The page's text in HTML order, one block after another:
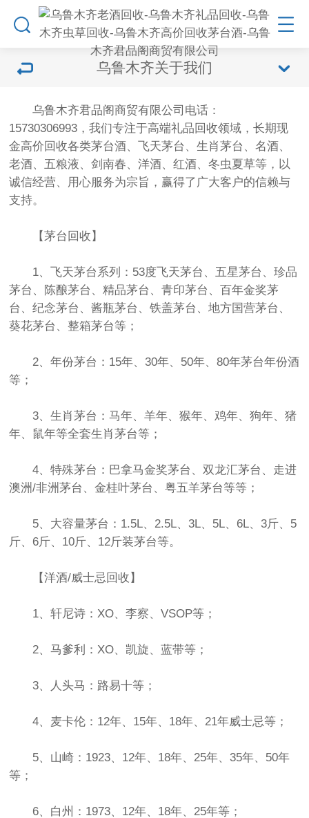
乌鲁木齐关于我们
乌鲁木齐君品阁商贸有限公司电话：
15730306993，我们专注于高端礼品回收领域，长期现
金高价回收各类茅台酒、飞天茅台、生肖茅台、名酒、
老酒、五粮液、剑南春、洋酒、红酒、冬虫夏草等，以
诚信经营、用心服务为宗旨，赢得了广大客户的信赖与
支持。
【茅台回收】
1、飞天茅台系列：53度飞天茅台、五星茅台、珍品
茅台、陈酿茅台、精品茅台、青印茅台、百年金奖茅
台、纪念茅台、酱瓶茅台、铁盖茅台、地方国营茅台、
葵花茅台、整箱茅台等；
2、年份茅台：15年、30年、50年、80年茅台年份酒
等；
3、生肖茅台：马年、羊年、猴年、鸡年、狗年、猪
年、鼠年等全套生肖茅台等；
4、特殊茅台：巴拿马金奖茅台、双龙汇茅台、走进
澳洲/非洲茅台、金桂叶茅台、粤五羊茅台等等；
5、大容量茅台：1.5L、2.5L、3L、5L、6L、3斤、5
斤、6斤、10斤、12斤装茅台等。
【洋酒/威士忌回收】
1、轩尼诗：XO、李察、VSOP等；
2、马爹利：XO、凯旋、蓝带等；
3、人头马：路易十等；
4、麦卡伦：12年、15年、18年、21年威士忌等；
5、山崎：1923、12年、18年、25年、35年、50年
等；
6、白州：1973、12年、18年、25年等；